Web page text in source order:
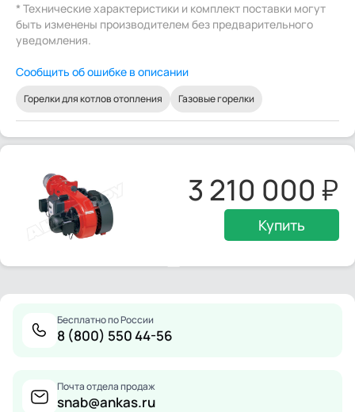
* Технические характеристики и комплект поставки могут
быть изменены производителем без предварительного
уведомления.
Сообщить об ошибке в описании
Горелки для котлов отопления Газовые горелки
3 210 000
Купить
Бесплатно по России
8 (800) 550 44-56
Почта отдела продаж
snab@ankas.ru